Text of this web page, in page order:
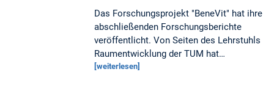
Das Forschungsprojekt "BeneVit" hat ihre
abschließenden Forschungsberichte
veröffentlicht. Von Seiten des Lehrstuhls
Raumentwicklung der TUM hat…
[weiterlesen]